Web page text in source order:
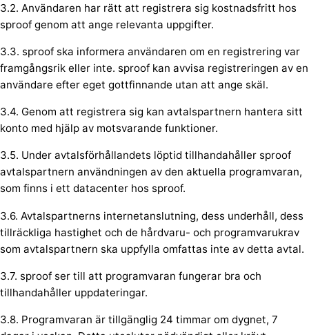
3.2. Användaren har rätt att registrera sig kostnadsfritt hos
sproof genom att ange relevanta uppgifter.
3.3. sproof ska informera användaren om en registrering var
framgångsrik eller inte. sproof kan avvisa registreringen av en
användare efter eget gottfinnande utan att ange skäl.
3.4. Genom att registrera sig kan avtalspartnern hantera sitt
konto med hjälp av motsvarande funktioner.
3.5. Under avtalsförhållandets löptid tillhandahåller sproof
avtalspartnern användningen av den aktuella programvaran,
som finns i ett datacenter hos sproof.
3.6. Avtalspartnerns internetanslutning, dess underhåll, dess
tillräckliga hastighet och de hårdvaru- och programvarukrav
som avtalspartnern ska uppfylla omfattas inte av detta avtal.
3.7. sproof ser till att programvaran fungerar bra och
tillhandahåller uppdateringar.
3.8. Programvaran är tillgänglig 24 timmar om dygnet, 7